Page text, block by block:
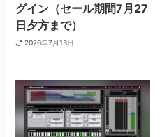
グイン（セール期間7月27
日夕方まで）
2026年7月13日